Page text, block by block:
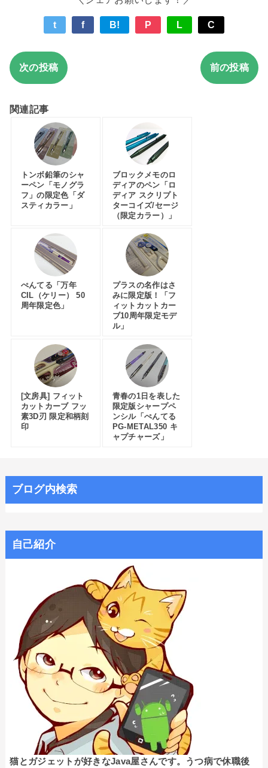
t f B! P L C
次の投稿 前の投稿
関連記事
トンボ鉛筆のシャ
ーペン「モノグラ
フ」の限定色「ダ
スティカラー」
ブロックメモのロ
ディアのペン「ロ
ディア スクリプト
ターコイズ/セージ
（限定カラー）」
ぺんてる「万年
CIL（ケリー） 50
周年限定色」
プラスの名作はさ
みに限定版！「フ
ィットカットカー
ブ10周年限定モデ
ル」
[文房具] フィット
カットカーブ フッ
素3D刃 限定和柄刻
印
青春の1日を表した
限定版シャープペ
ンシル「ぺんてる
PG-METAL350 キ
ャプチャーズ」
ブログ内検索
自己紹介
猫とガジェットが好きなJava屋さんです。うつ病で休職後